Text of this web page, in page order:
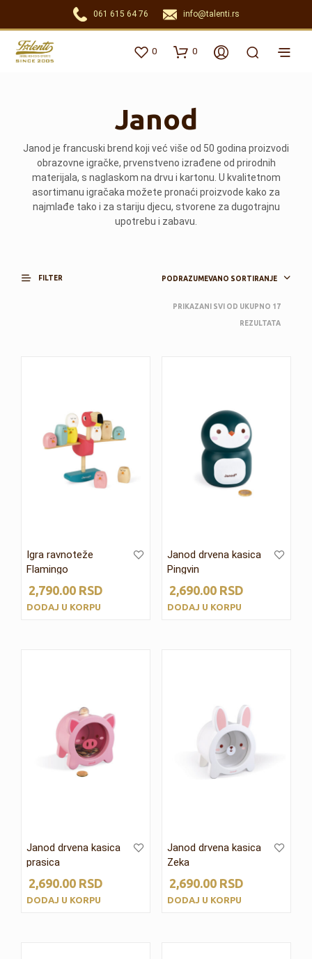
061 615 64 76 info@talenti.rs
0 0
Janod
Janod je francuski brend koji već više od 50 godina proizvodi
obrazovne igračke, prvenstveno izrađene od prirodnih
materijala, s naglaskom na drvu i kartonu. U kvalitetnom
asortimanu igračaka možete pronaći proizvode kako za
najmlađe tako i za stariju djecu, stvorene za dugotrajnu
upotrebu i zabavu.
FILTER PODRAZUMEVANO SORTIRANJE
PRIKAZANI SVI OD UKUPNO 17
REZULTATA
Igra ravnoteže
Flamingo
2,790.00 RSD
DODAJ U KORPU
Janod drvena kasica
Pingvin
2,690.00RSD
DODAJ U KORPU
Janod drvena kasica
prasica
2,690.00 RSD
DODAJ U KORPU
Janod drvena kasica
Zeka
2,690.00RSD
DODAJ U KORPU